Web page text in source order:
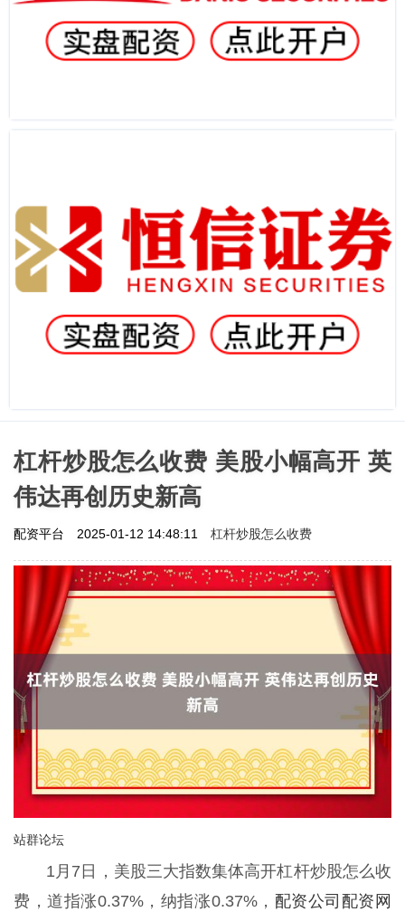
杠杆炒股怎么收费 美股小幅高开 英
伟达再创历史新高
配资平台 2025-01-12 14:48:11 杠杆炒股怎么收费
站群论坛
1月7日，美股三大指数集体高开杠杆炒股怎么收
费，道指涨0.37%，纳指涨0.37%， 配资公司配资网